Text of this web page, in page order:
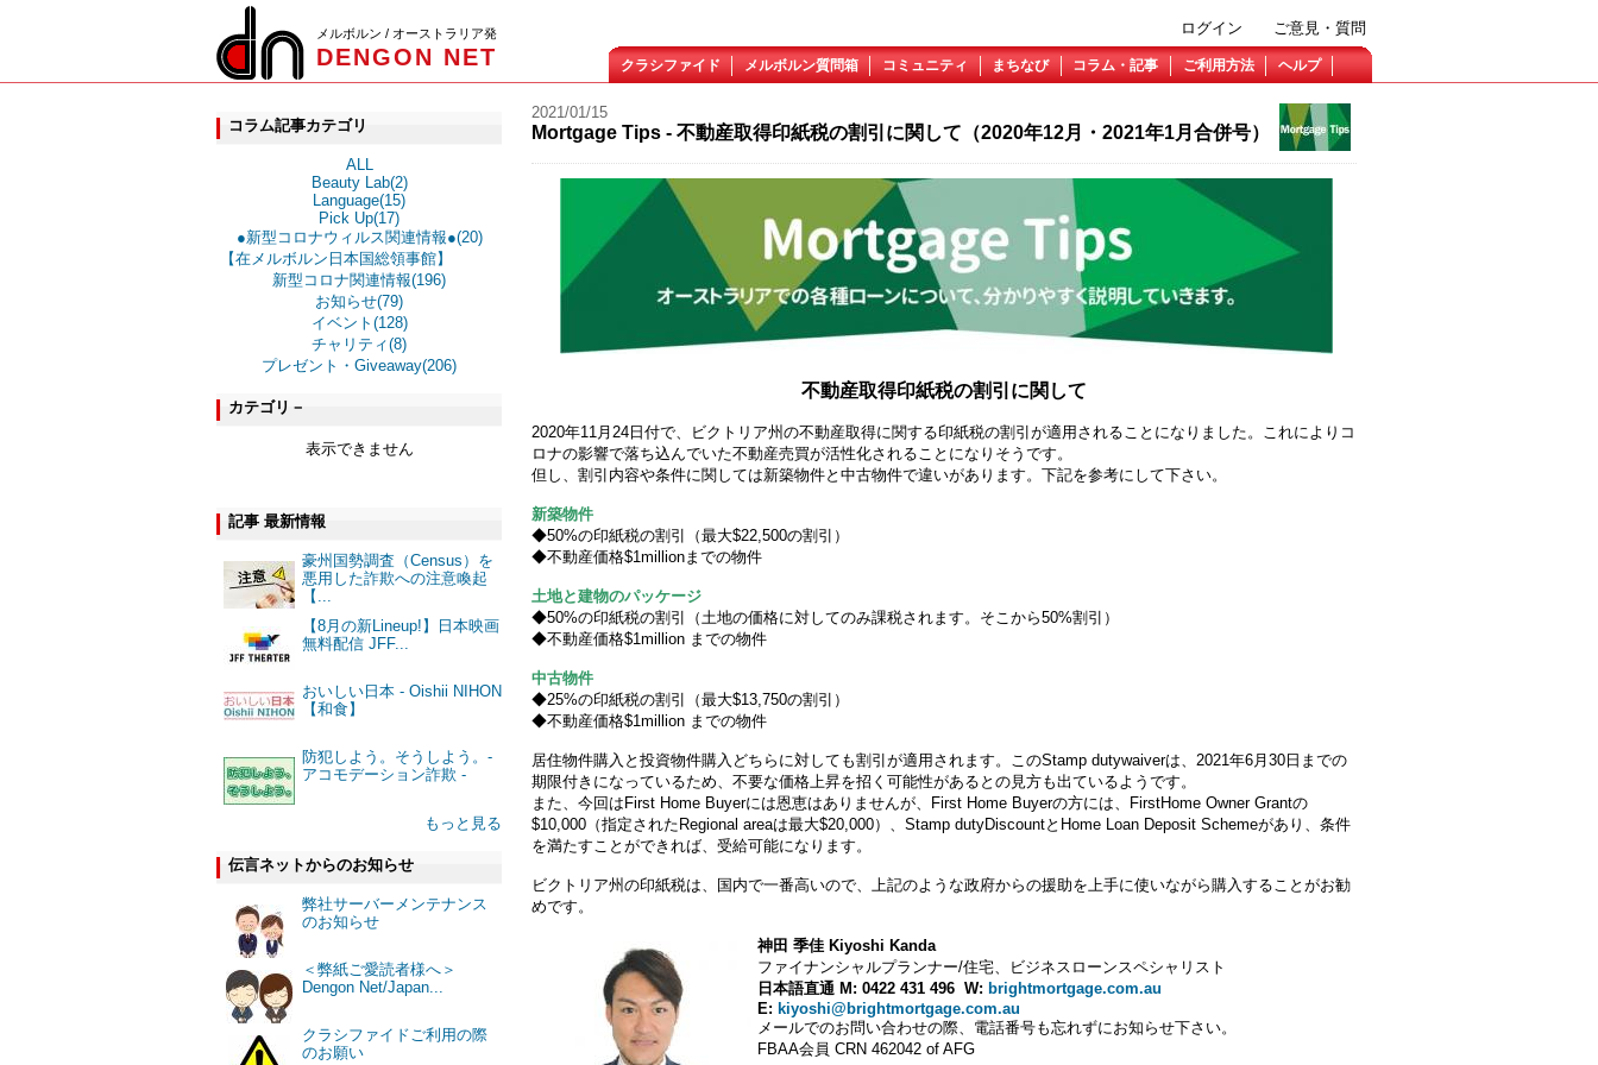
メルボルン / オーストラリア発
DENGON NET
ご意見・質問
ログイン
クラシファイド メルボルン質問箱 コミュニティ まちなび コラム・記事 ご利用方法 ヘルプ
コラム記事カテゴリ
ALL
Beauty Lab(2)
Language(15)
Pick Up(17)
●新型コロナウィルス関連情報●(20)
【在メルボルン日本国総領事館】
新型コロナ関連情報(196)
お知らせ(79)
イベント(128)
チャリティ(8)
プレゼント・Giveaway(206)
カテゴリ－
表示できません
記事 最新情報
豪州国勢調査（Census）を
悪用した詐欺への注意喚起
【...
【8月の新Lineup!】日本映画
無料配信 JFF...
おいしい日本 - Oishii NIHON
【和食】
防犯しよう。そうしよう。-
アコモデーション詐欺 -
もっと見る
伝言ネットからのお知らせ
弊社サーバーメンテナンス
のお知らせ
＜弊紙ご愛読者様へ＞
Dengon Net/Japan...
クラシファイドご利用の際
のお願い
2021/01/15
Mortgage Tips - 不動産取得印紙税の割引に関して（2020年12月・2021年1月合併号）
不動産取得印紙税の割引に関して
2020年11月24日付で、ビクトリア州の不動産取得に関する印紙税の割引が適用されることになりました。これによりコ
ロナの影響で落ち込んでいた不動産売買が活性化されることになりそうです。
但し、割引内容や条件に関しては新築物件と中古物件で違いがあります。下記を参考にして下さい。
新築物件
◆50%の印紙税の割引（最大$22,500の割引）
◆不動産価格$1millionまでの物件
土地と建物のパッケージ
◆50%の印紙税の割引（土地の価格に対してのみ課税されます。そこから50%割引）
◆不動産価格$1million までの物件
中古物件
◆25%の印紙税の割引（最大$13,750の割引）
◆不動産価格$1million までの物件
居住物件購入と投資物件購入どちらに対しても割引が適用されます。このStamp dutywaiverは、2021年6月30日までの
期限付きになっているため、不要な価格上昇を招く可能性があるとの見方も出ているようです。
また、今回はFirst Home Buyerには恩恵はありませんが、First Home Buyerの方には、FirstHome Owner Grantの
$10,000（指定されたRegional areaは最大$20,000）、Stamp dutyDiscountとHome Loan Deposit Schemeがあり、条件
を満たすことができれば、受給可能になります。
ビクトリア州の印紙税は、国内で一番高いので、上記のような政府からの援助を上手に使いながら購入することがお勧
めです。
神田 季佳 Kiyoshi Kanda
ファイナンシャルプランナー/住宅、ビジネスローンスペシャリスト
日本語直通 M: 0422 431 496 W: brightmortgage.com.au
E: kiyoshi@brightmortgage.com.au
メールでのお問い合わせの際、電話番号も忘れずにお知らせ下さい。
FBAA会員 CRN 462042 of AFG